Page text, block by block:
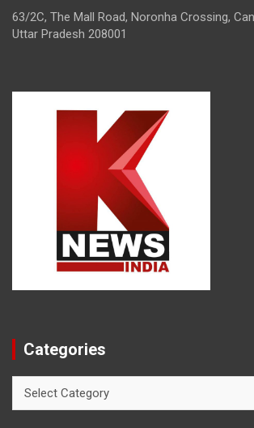
63/2C, The Mall Road, Noronha Crossing,
Uttar Pradesh 208001
Categories